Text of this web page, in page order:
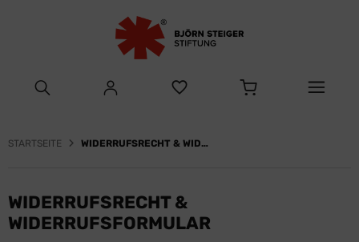
STARTSEITE WIDERRUFSRECHT & WIDERRUFSFORMULAR
WIDERRUFSRECHT &
WIDERRUFSFORMULAR